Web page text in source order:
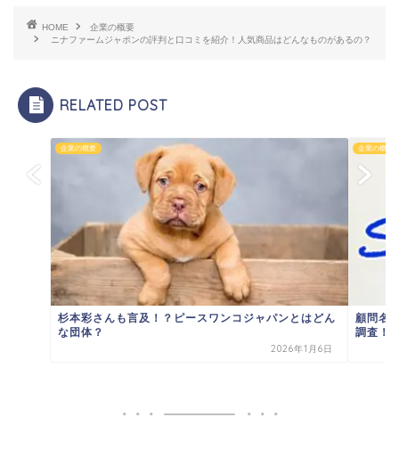
HOME
企業の概要
ニナファームジャポンの評判と口コミを紹介！人気商品はどんなものがあるの？
RELATED POST
企業の概要
杉本彩さんも言及！？ピースワンコジャパンとはどん
な団体？
2026年1月6日
企業の概要
顧問名
調査！